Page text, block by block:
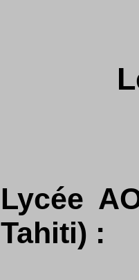
Lycée
Tahiti) :